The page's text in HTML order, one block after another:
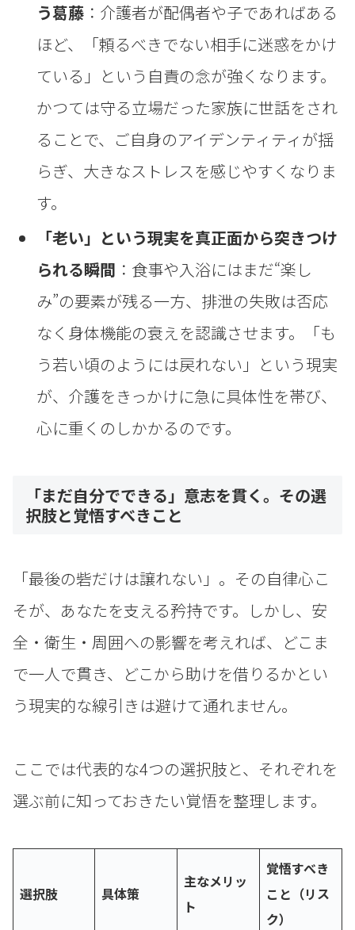
う葛藤 ：介護者が配偶者や子であればある
ほど、「頼るべきでない相手に迷惑をかけ
ている」という自責の念が強くなります。
かつては守る立場だった家族に世話をされ
ることで、ご自身のアイデンティティが揺
らぎ、大きなストレスを感じやすくなりま
す。
「老い」という現実を真正面から突きつけ
られる瞬間 ：食事や入浴にはまだ“楽し
み”の要素が残る一方、排泄の失敗は否応
なく身体機能の衰えを認識させます。「も
う若い頃のようには戻れない」という現実
が、介護をきっかけに急に具体性を帯び、
心に重くのしかかるのです。
「まだ自分でできる」意志を貫く。その選
択肢と覚悟すべきこと
「最後の砦だけは譲れない」。その自律心こ
そが、あなたを支える矜持です。しかし、安
全・衛生・周囲への影響を考えれば、どこま
で一人で貫き、どこから助けを借りるかとい
う現実的な線引きは避けて通れません。
ここでは代表的な4つの選択肢と、それぞれを
選ぶ前に知っておきたい覚悟を整理します。
選択肢 具体策
主なメリッ
ト
覚悟すべき
こと（リス
ク）